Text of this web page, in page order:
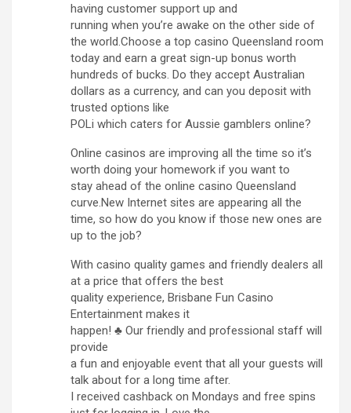
having customer support up and
running when you’re awake on the other side of
the world.Choose a top casino Queensland room
today and earn a great sign-up bonus worth
hundreds of bucks. Do they accept Australian
dollars as a currency, and can you deposit with
trusted options like
POLi which caters for Aussie gamblers online?
Online casinos are improving all the time so it’s
worth doing your homework if you want to
stay ahead of the online casino Queensland
curve.New Internet sites are appearing all the
time, so how do you know if those new ones are
up to the job?
With casino quality games and friendly dealers all
at a price that offers the best
quality experience, Brisbane Fun Casino
Entertainment makes it
happen! ♣ Our friendly and professional staff will
provide
a fun and enjoyable event that all your guests will
talk about for a long time after.
I received cashback on Mondays and free spins